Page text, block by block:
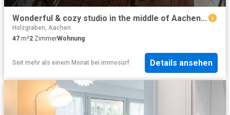
Wonderful & cozy studio in the middle of Aachen in the trendy Pontviertel, close to the university and 5 minutes from the historic center
Holzgraben, Aachen
47 m²2 ZimmerWohnung
Seit mehr als einem Monat bei immosurf Details ansehen